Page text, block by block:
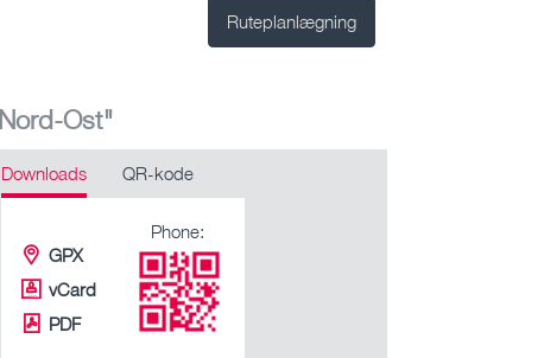
Ruteplanlægning
Ost"
Downloads QR-kode
GPX
vCard
PDF
Phone: